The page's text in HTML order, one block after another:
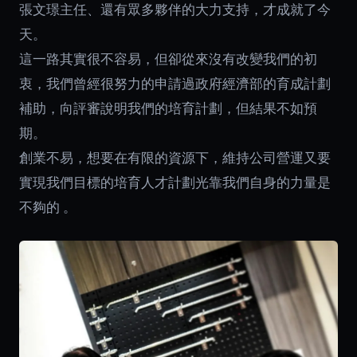
張文璟主任、還有眾多夥伴的大力支持，才成就了今
天。
這一路其實很不容易，但卻從來沒有改變我們的初
衷，我們曾經很努力的申請過政府經濟部的育成計劃
補助，向評審說明我們的培育計劃，但結果不如預
期。
創業不易，想要在有限的資源下，維持公司營運又要
實現我們目標的培育人才計劃光靠我們自身的力量是
不夠的 。